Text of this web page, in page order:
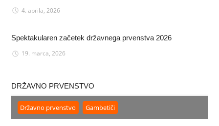
4. aprila, 2026
Spektakularen začetek državnega prvenstva 2026
19. marca, 2026
DRŽAVNO PRVENSTVO
Državno prvenstvo Gambetiči